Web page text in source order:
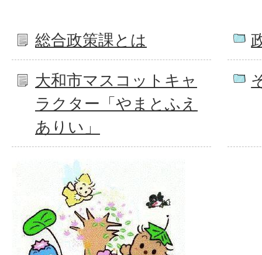
総合政策課とは
大和市マスコットキャ
ラクター「やまとふえ
ありい」